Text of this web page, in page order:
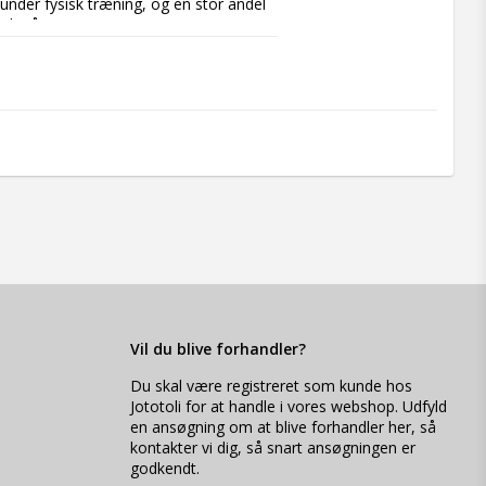
så meget energi som et gram
Vil du blive forhandler?
Du skal være registreret som kunde hos
Jototoli for at handle i vores webshop. Udfyld
en ansøgning om at blive forhandler her, så
kontakter vi dig, så snart ansøgningen er
godkendt.